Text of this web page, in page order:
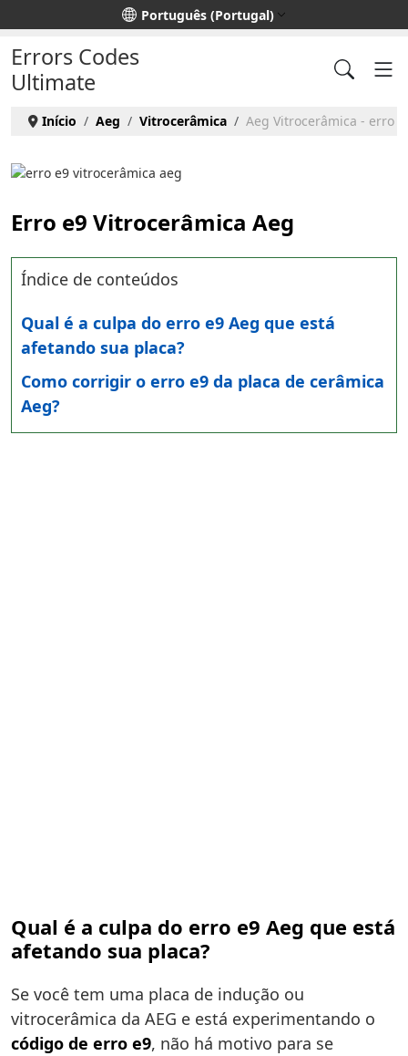
Escolha o seu idioma Português (Portugal)
Errors Codes
Ultimate
Início Aeg Vitrocerâmica Aeg Vitrocerâmica - erro
Erro e9 Vitrocerâmica Aeg
Índice de conteúdos
Qual é a culpa do erro e9 Aeg que está
afetando sua placa?
Como corrigir o erro e9 da placa de cerâmica
Aeg?
Qual é a culpa do erro e9 Aeg que está
afetando sua placa?
Se você tem uma placa de indução ou
vitrocerâmica da AEG e está experimentando o
código de erro e9, não há motivo para se